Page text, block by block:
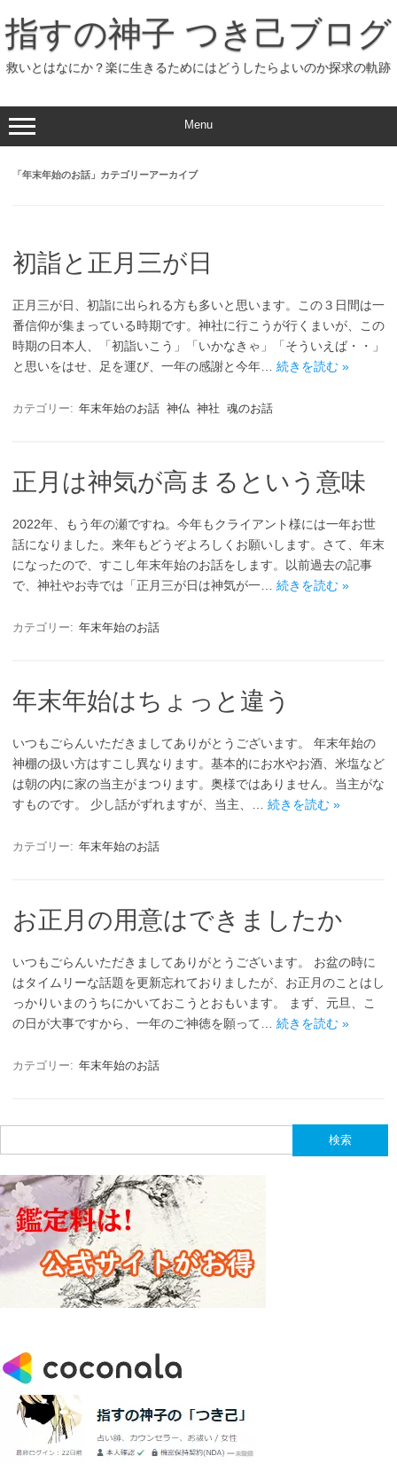
ン
テ
ン
ツ
へ
ッ
プ
指すの神子 つき己ブログ
救いとはなにか？楽に生きるためにはどうしたらよいのか探求の軌跡
Menu
「年末年始のお話 」カテゴリーアーカイブ
初詣と正月三が日
正月三が日、初詣に出られる方も多いと思います。この３日間は一
番信仰が集まっている時期です。神社に行こうが行くまいが、この
時期の日本人、「初詣いこう」「いかなきゃ」「そういえば・・」
と思いをはせ、足を運び、一年の感謝と今年… 続きを読む »
カテゴリー: 年末年始のお話 神仏 神社 魂のお話
正月は神気が高まるという意味
2022年、もう年の瀬ですね。今年もクライアント様には一年お世
話になりました。来年もどうぞよろしくお願いします。さて、年末
になったので、すこし年末年始のお話をします。以前過去の記事
で、神社やお寺では「正月三が日は神気が一… 続きを読む »
カテゴリー: 年末年始のお話
年末年始はちょっと違う
いつもごらんいただきましてありがとうございます。 年末年始の
神棚の扱い方はすこし異なります。基本的にお水やお酒、米塩など
は朝の内に家の当主がまつります。奥様ではありません。当主がな
すものです。 少し話がずれますが、当主、… 続きを読む »
カテゴリー: 年末年始のお話
お正月の用意はできましたか
いつもごらんいただきましてありがとうございます。 お盆の時に
はタイムリーな話題を更新忘れておりましたが、お正月のことはし
っかりいまのうちにかいておこうとおもいます。 まず、元旦、こ
の日が大事ですから、一年のご神徳を願って… 続きを読む »
カテゴリー: 年末年始のお話
索: